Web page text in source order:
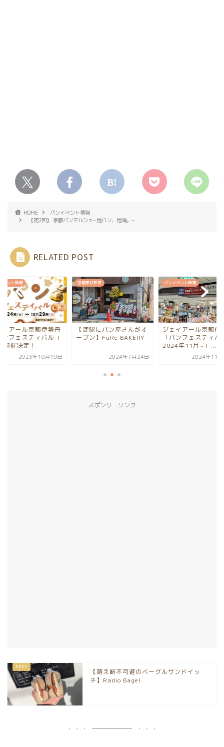
HOME
パンイベント情報
【第2回】 京都パンマルシェ~地パン、地消。~
RELATED POST
ベント情報
イアール京都伊勢丹
ンフェスティバル 」
開催決定！
2023年10月19日
京都市伏見区
【淀駅にパン屋さんがオ
ープン】FuRe BAKERY
2024年7月24日
パンイベント情報
ジェイアール京都伊
「パンフェスティバ
2024年11月~」...
2024年11
スポンサーリンク
【萌え断不可避のベーグルサンドイッ
チ】Radio Bagel